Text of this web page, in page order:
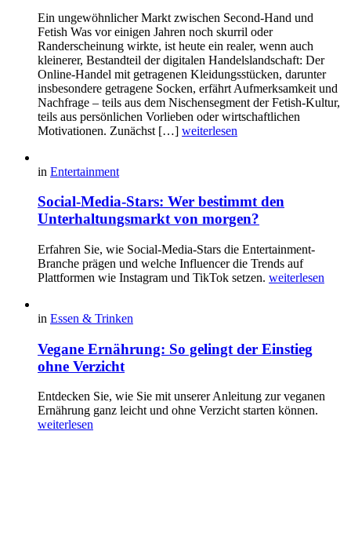
Ein ungewöhnlicher Markt zwischen Second-Hand und
Fetish Was vor einigen Jahren noch skurril oder
Randerscheinung wirkte, ist heute ein realer, wenn auch
kleinerer, Bestandteil der digitalen Handelslandschaft: Der
Online-Handel mit getragenen Kleidungsstücken, darunter
insbesondere getragene Socken, erfährt Aufmerksamkeit und
Nachfrage – teils aus dem Nischensegment der Fetish-Kultur,
teils aus persönlichen Vorlieben oder wirtschaftlichen
Motivationen. Zunächst […] weiterlesen
in Entertainment
Social-Media-Stars: Wer bestimmt den
Unterhaltungsmarkt von morgen?
Erfahren Sie, wie Social-Media-Stars die Entertainment-
Branche prägen und welche Influencer die Trends auf
Plattformen wie Instagram und TikTok setzen. weiterlesen
in Essen & Trinken
Vegane Ernährung: So gelingt der Einstieg
ohne Verzicht
Entdecken Sie, wie Sie mit unserer Anleitung zur veganen
Ernährung ganz leicht und ohne Verzicht starten können.
weiterlesen